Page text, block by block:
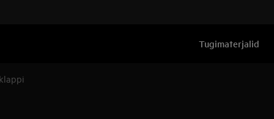
Tugimaterjalid